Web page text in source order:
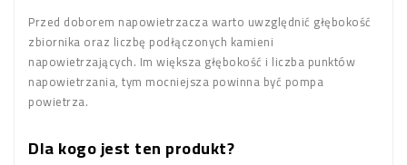
Przed doborem napowietrzacza warto uwzględnić głębokość
zbiornika oraz liczbę podłączonych kamieni
napowietrzających. Im większa głębokość i liczba punktów
napowietrzania, tym mocniejsza powinna być pompa
powietrza.
Dla kogo jest ten produkt?